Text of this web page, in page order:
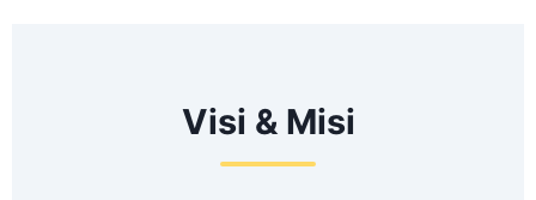
Visi & Misi